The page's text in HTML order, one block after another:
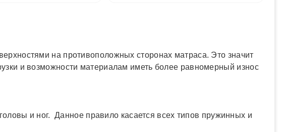
на противоположных сторонах матраса. Это значит
и возможности материалам иметь более равномерный износ
и ног. Данное правило касается всех типов пружинных и